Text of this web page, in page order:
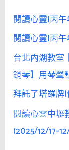
次，
她
便
會
相
信
是
命
中
閱讀心靈|丙
閱讀心靈|丙
台北內湖教室
鋼琴】用琴聲
拜託了塔羅牌
閱讀心靈中壢
(2025/12/